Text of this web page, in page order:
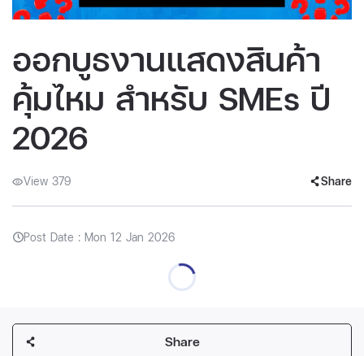
ออกบูธงานแสดงสินค้า
คุ้มไหม สำหรับ SMEs ปี
2026
View 379 Share
Post Date : Mon 12 Jan 2026
Share